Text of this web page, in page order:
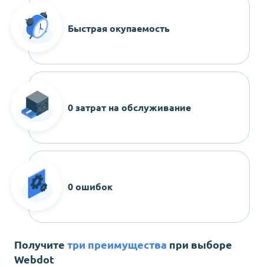
Быстрая окупаемость
0 затрат на обслуживание
0 ошибок
Получите три преимущества при выборе
Webdot